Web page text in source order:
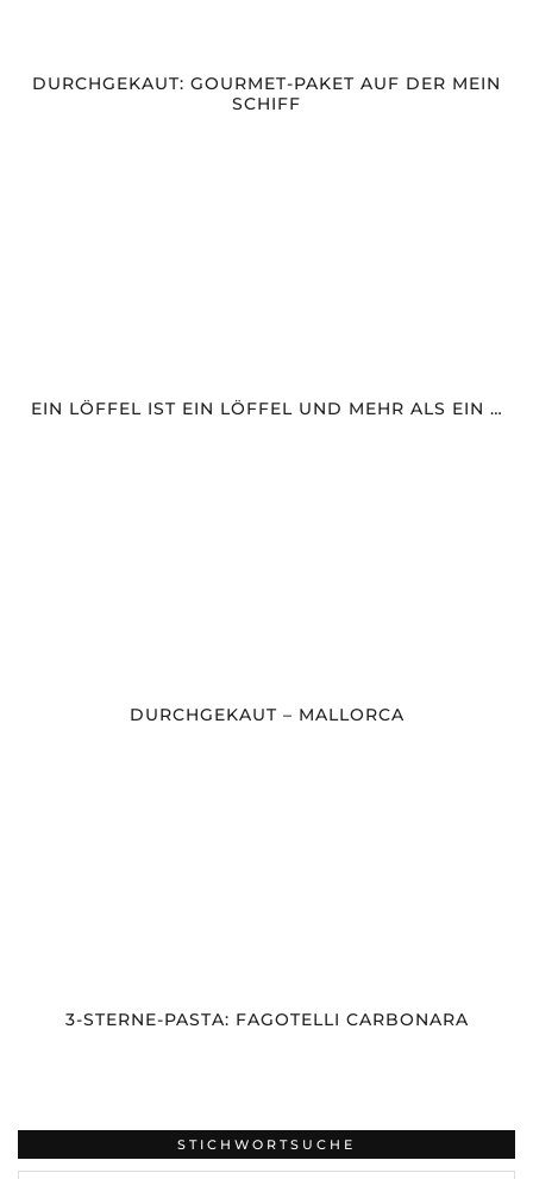
DURCHGEKAUT: GOURMET-PAKET AUF DER MEIN
SCHIFF
EIN LÖFFEL IST EIN LÖFFEL UND MEHR ALS EIN …
DURCHGEKAUT – MALLORCA
3-STERNE-PASTA: FAGOTELLI CARBONARA
STICHWORTSUCHE